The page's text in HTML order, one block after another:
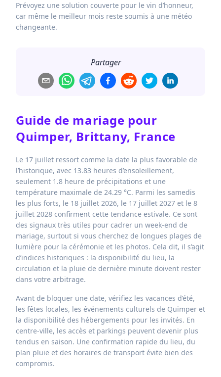
Prévoyez une solution couverte pour le vin d’honneur,
car même le meilleur mois reste soumis à une météo
changeante.
Partager
Guide de mariage pour
Quimper, Brittany, France
Le 17 juillet ressort comme la date la plus favorable de
l’historique, avec 13.83 heures d’ensoleillement,
seulement 1.8 heure de précipitations et une
température maximale de 24.29 °C. Parmi les samedis
les plus forts, le 18 juillet 2026, le 17 juillet 2027 et le 8
juillet 2028 confirment cette tendance estivale. Ce sont
des signaux très utiles pour cadrer un week-end de
mariage, surtout si vous cherchez de longues plages de
lumière pour la cérémonie et les photos. Cela dit, il s’agit
d’indices historiques : la disponibilité du lieu, la
circulation et la pluie de dernière minute doivent rester
dans votre arbitrage.
Avant de bloquer une date, vérifiez les vacances d’été,
les fêtes locales, les événements culturels de Quimper et
la disponibilité des hébergements pour les invités. En
centre-ville, les accès et parkings peuvent devenir plus
tendus en saison. Une confirmation rapide du lieu, du
plan pluie et des horaires de transport évite bien des
compromis.